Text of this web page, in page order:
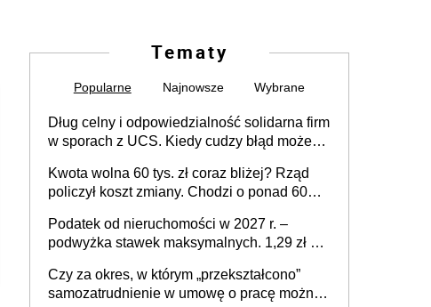
Tematy
Popularne Najnowsze Wybrane
Dług celny i odpowiedzialność solidarna firm
w sporach z UCS. Kiedy cudzy błąd może
Kwota wolna 60 tys. zł coraz bliżej? Rząd
policzył koszt zmiany. Chodzi o ponad 60
Podatek od nieruchomości w 2027 r. –
podwyżka stawek maksymalnych. 1,29 zł za
budynków i lokali związanych z
prowadzeniem działalności gospodarczej
Czy za okres, w którym „przekształcono”
samozatrudnienie w umowę o pracę można